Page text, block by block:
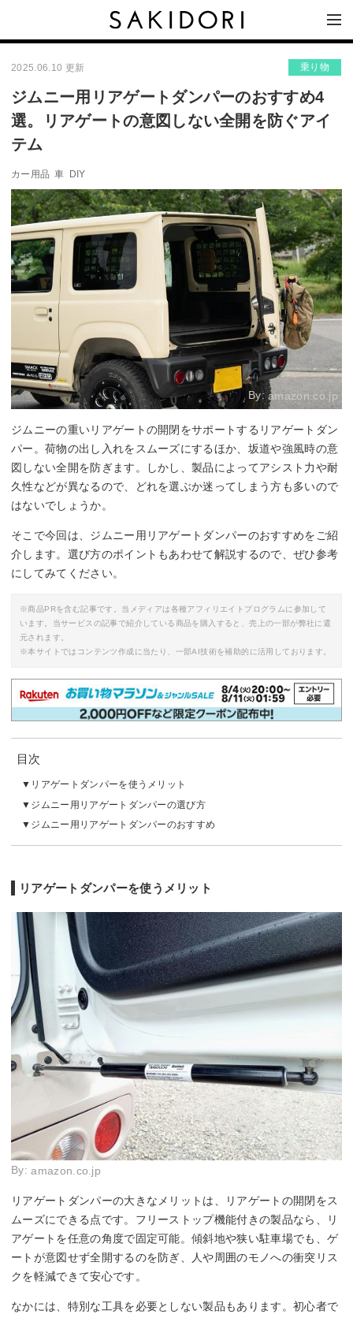
2025.06.10 更新 乗り物
ジムニー用リアゲートダンパーのおすすめ4
選。リアゲートの意図しない全開を防ぐアイ
テム
カー用品 車 DIY
By:amazon.co.jp
ジムニーの重いリアゲートの開閉をサポートするリアゲートダン
パー。荷物の出し入れをスムーズにするほか、坂道や強風時の意
図しない全開を防ぎます。しかし、製品によってアシスト力や耐
久性などが異なるので、どれを選ぶか迷ってしまう方も多いので
はないでしょうか。
そこで今回は、ジムニー用リアゲートダンパーのおすすめをご紹
介します。選び方のポイントもあわせて解説するので、ぜひ参考
にしてみてください。
※商品PRを含む記事です。当メディアは各種アフィリエイトプログラムに参加して
います。当サービスの記事で紹介している商品を購入すると、売上の一部が弊社に還
元されます。
※本サイトではコンテンツ作成に当たり、一部AI技術を補助的に活用しております。
目次
リアゲートダンパーを使うメリット
ジムニー用リアゲートダンパーの選び方
ジムニー用リアゲートダンパーのおすすめ
リアゲートダンパーを使うメリット
By:amazon.co.jp
リアゲートダンパーの大きなメリットは、リアゲートの開閉をス
ムーズにできる点です。フリーストップ機能付きの製品なら、リ
アゲートを任意の角度で固定可能。傾斜地や狭い駐車場でも、ゲ
ートが意図せず全開するのを防ぎ、人や周囲のモノへの衝突リス
クを軽減できて安心です。
なかには、特別な工具を必要としない製品もあります。初心者で